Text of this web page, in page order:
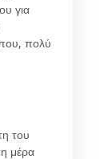
για
πολύ
του
μέρα